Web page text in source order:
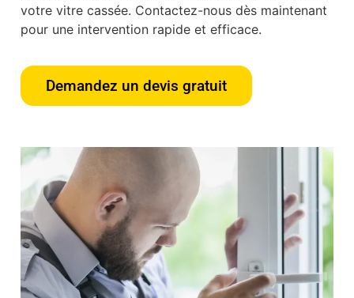
votre vitre cassée. Contactez-nous dès maintenant
pour une intervention rapide et efficace.
Demandez un devis gratuit